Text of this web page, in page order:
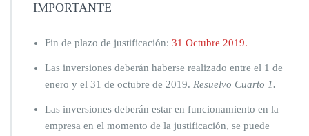
IMPORTANTE
Fin de plazo de justificación: 31 Octubre 2019.
Las inversiones deberán haberse realizado entre el 1 de
enero y el 31 de octubre de 2019. Resuelvo Cuarto 1.
Las inversiones deberán estar en funcionamiento en la
empresa en el momento de la justificación, se puede